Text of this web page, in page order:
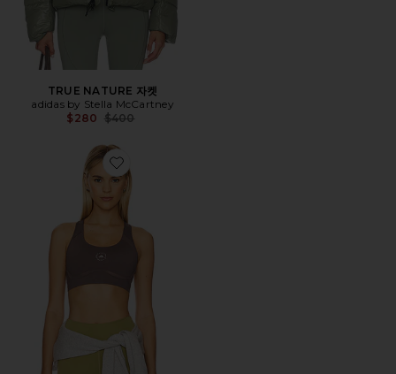
TRUE NATURE 자켓
adidas by Stella McCartney
$280 Previous price:
$400
Favorite TRUEPURPOSE 스포츠 브라